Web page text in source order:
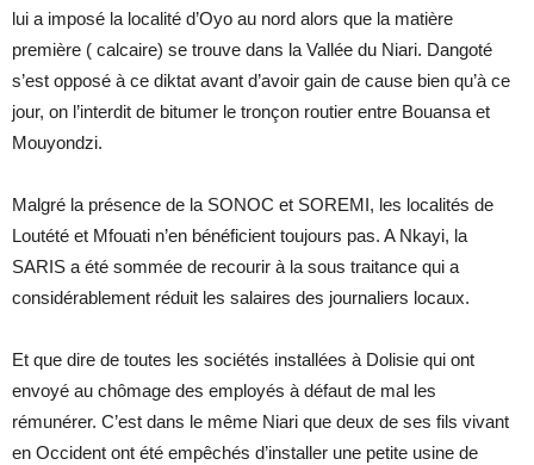
lui a imposé la localité d’Oyo au nord alors que la matière
première ( calcaire) se trouve dans la Vallée du Niari. Dangoté
s’est opposé à ce diktat avant d’avoir gain de cause bien qu’à ce
jour, on l’interdit de bitumer le tronçon routier entre Bouansa et
Mouyondzi.
Malgré la présence de la SONOC et SOREMI, les localités de
Loutété et Mfouati n’en bénéficient toujours pas. A Nkayi, la
SARIS a été sommée de recourir à la sous traitance qui a
considérablement réduit les salaires des journaliers locaux.
Et que dire de toutes les sociétés installées à Dolisie qui ont
envoyé au chômage des employés à défaut de mal les
rémunérer. C’est dans le même Niari que deux de ses fils vivant
en Occident ont été empêchés d’installer une petite usine de